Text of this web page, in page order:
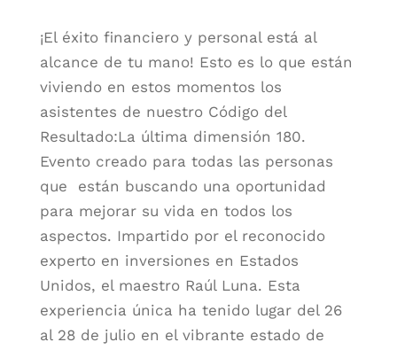
¡El éxito financiero y personal está al
alcance de tu mano! Esto es lo que están
viviendo en estos momentos los
asistentes de nuestro Código del
Resultado:La última dimensión 180.
Evento creado para todas las personas
que están buscando una oportunidad
para mejorar su vida en todos los
aspectos. Impartido por el reconocido
experto en inversiones en Estados
Unidos, el maestro Raúl Luna. Esta
experiencia única ha tenido lugar del 26
al 28 de julio en el vibrante estado de